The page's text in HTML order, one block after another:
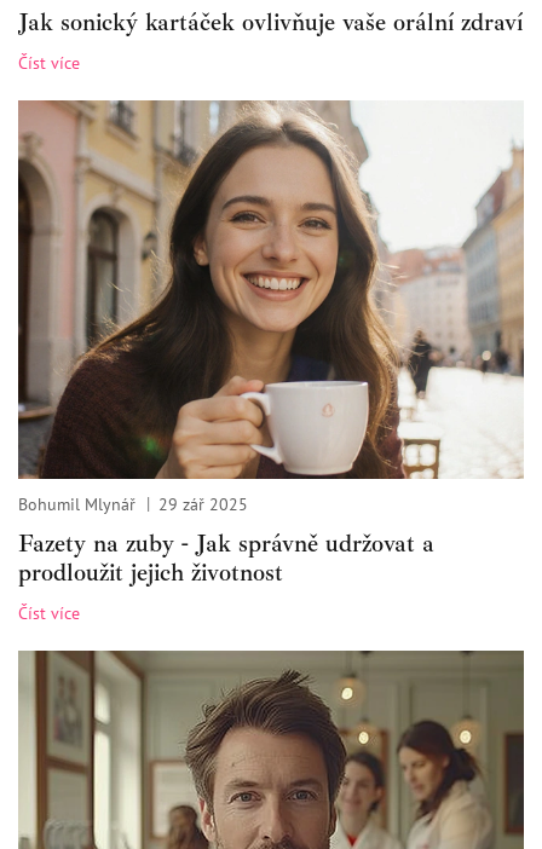
Jak sonický kartáček ovlivňuje vaše orální zdraví
Číst více
Bohumil Mlynář 29 zář 2025
Fazety na zuby - Jak správně udržovat a
prodloužit jejich životnost
Číst více